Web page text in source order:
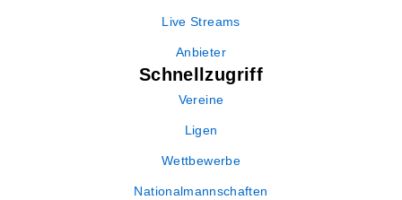
Live Streams
Anbieter
Schnellzugriff
Vereine
Ligen
Wettbewerbe
Nationalmannschaften